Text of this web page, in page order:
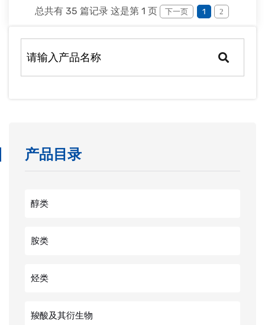
总共有 35 篇记录 这是第 1 页 下一页 1 2
产品目录
醇类
胺类
烃类
羧酸及其衍生物